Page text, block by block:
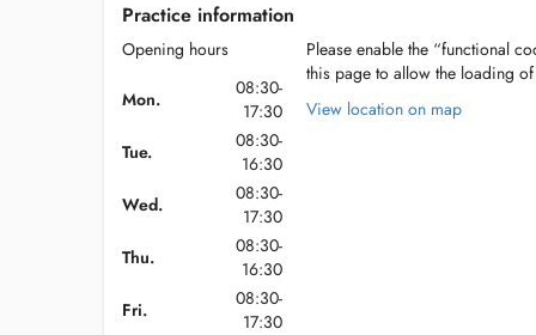
Practice information
Opening hours
Mon.
08:30-
17:30
Tue.
08:30-
16:30
Wed.
08:30-
17:30
Thu.
08:30-
16:30
Fri.
08:30-
17:30
Please enable the “functional
this page to allow the loading
View location on map